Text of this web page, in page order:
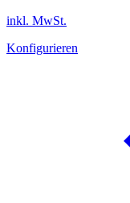
inkl. MwSt.
Konfigurieren